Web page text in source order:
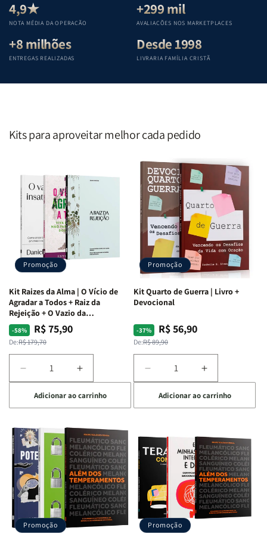
Teológica
Penkal
Penkal
Teológica
Penkal
4,9★
NOTA MÉDIA DA OPERAÇÃO
+299 mil
AVALIAÇÕES NOS MARKETPLACES
+8 milhões
ENTREGAS REALIZADAS
Desde 1998
LIVRARIA FAMÍLIA CRISTÃ
Kits para aproveitar melhor cada pedido
Promoção
Kit Raizes da Alma | O Vício de
Agradar a Todos + Raiz da
Rejeição + O Vazio da
Insatisfação.
-58%
Preço
normal
De:R$ 179,70
Preço
promocional
R$ 75,90
Diminuir
a
quantidade
de
Raizes
da
Alma
|
O
Vício
Agradar
Aumentar
a
quantidade
de
Raizes
da
Alma
|
O
Vício
de
Agradar
Adicionar ao carrinho
Promoção
Kit Quarto de Guerra | Livro +
Devocional
-37%
Preço
normal
De:R$ 89,90
Preço
promocional
R$ 56,90
Diminuir
a
quantidade
de
Quarto
de
Guerra
Livro
+
Devocional
Aumentar
a
quantidade
de
Quarto
de
Guerra
|
Livro
+
Devocional
Adicionar ao carrinho
Promoção Promoção